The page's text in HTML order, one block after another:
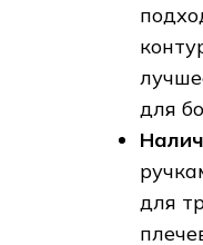
для
для